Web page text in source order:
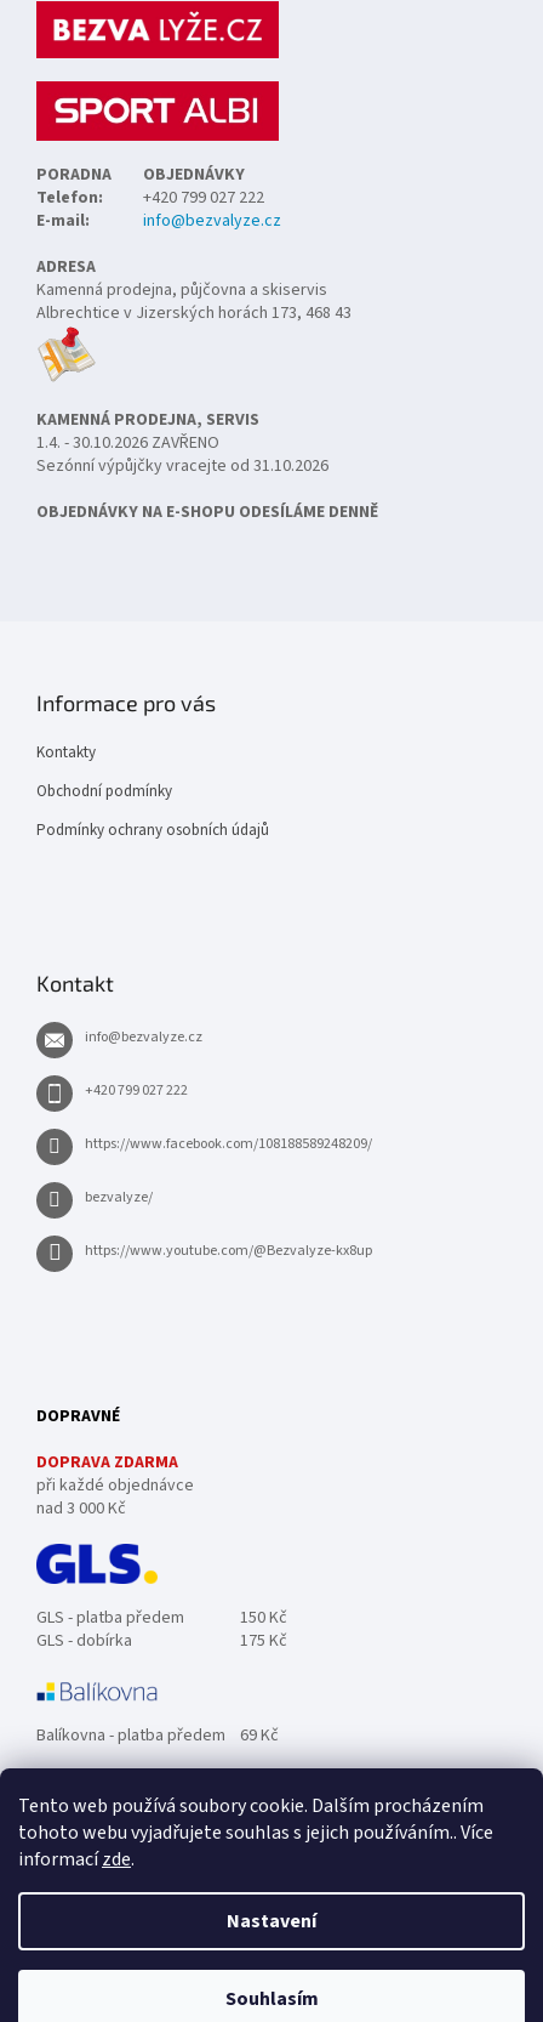
Tento web používá soubory cookie. Dalším procházením
tohoto webu vyjadřujete souhlas s jejich používáním.. Více
informacízde.
Nastavení
Souhlasím
PORADNA
OBJEDNÁVKY
Telefon:
+420 799 027 222
E-mail:
info@bezvalyze.cz
ADRESA
Kamenná prodejna, půjčovna a skiservis
Albrechtice v Jizerských horách 173, 468 43
KAMENNÁ PRODEJNA, SERVIS
1.4. - 30.10.2026 ZAVŘENO
Sezónní výpůjčky vracejte od 31.10.2026
OBJEDNÁVKY NA E-SHOPU ODESÍLÁME DENNĚ
Informace pro vás
Kontakty
Obchodní podmínky
Podmínky ochrany osobních údajů
Kontakt
info@bezvalyze.cz
+420 799 027 222
https://www.facebook.com/108188589248209/
bezvalyze/
https://www.youtube.com/@Bezvalyze-kx8up
DOPRAVNÉ
DOPRAVA ZDARMA
při každé objednávce
nad 3 000 Kč
GLS - platba předem
150 Kč
GLS - dobírka
175 Kč
Balíkovna - platba předem 69 Kč
Zásilkovna - platba předem 89 Kč